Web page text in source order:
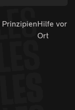
PrinzipienHilfe vor
Ort